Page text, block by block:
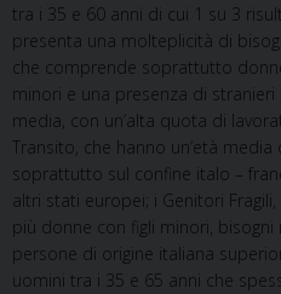
tra i 35 e 60 anni di cui 1 su 3
presenta una molteplicità di
che comprende soprattutto
minori e una presenza di
media, con un’alta quota di
Transito, che hanno un’età
soprattutto sul confine italo –
altri stati europei; i Genitori
più donne con figli minori,
persone di origine italiana
uomini tra i 35 e 65 anni che